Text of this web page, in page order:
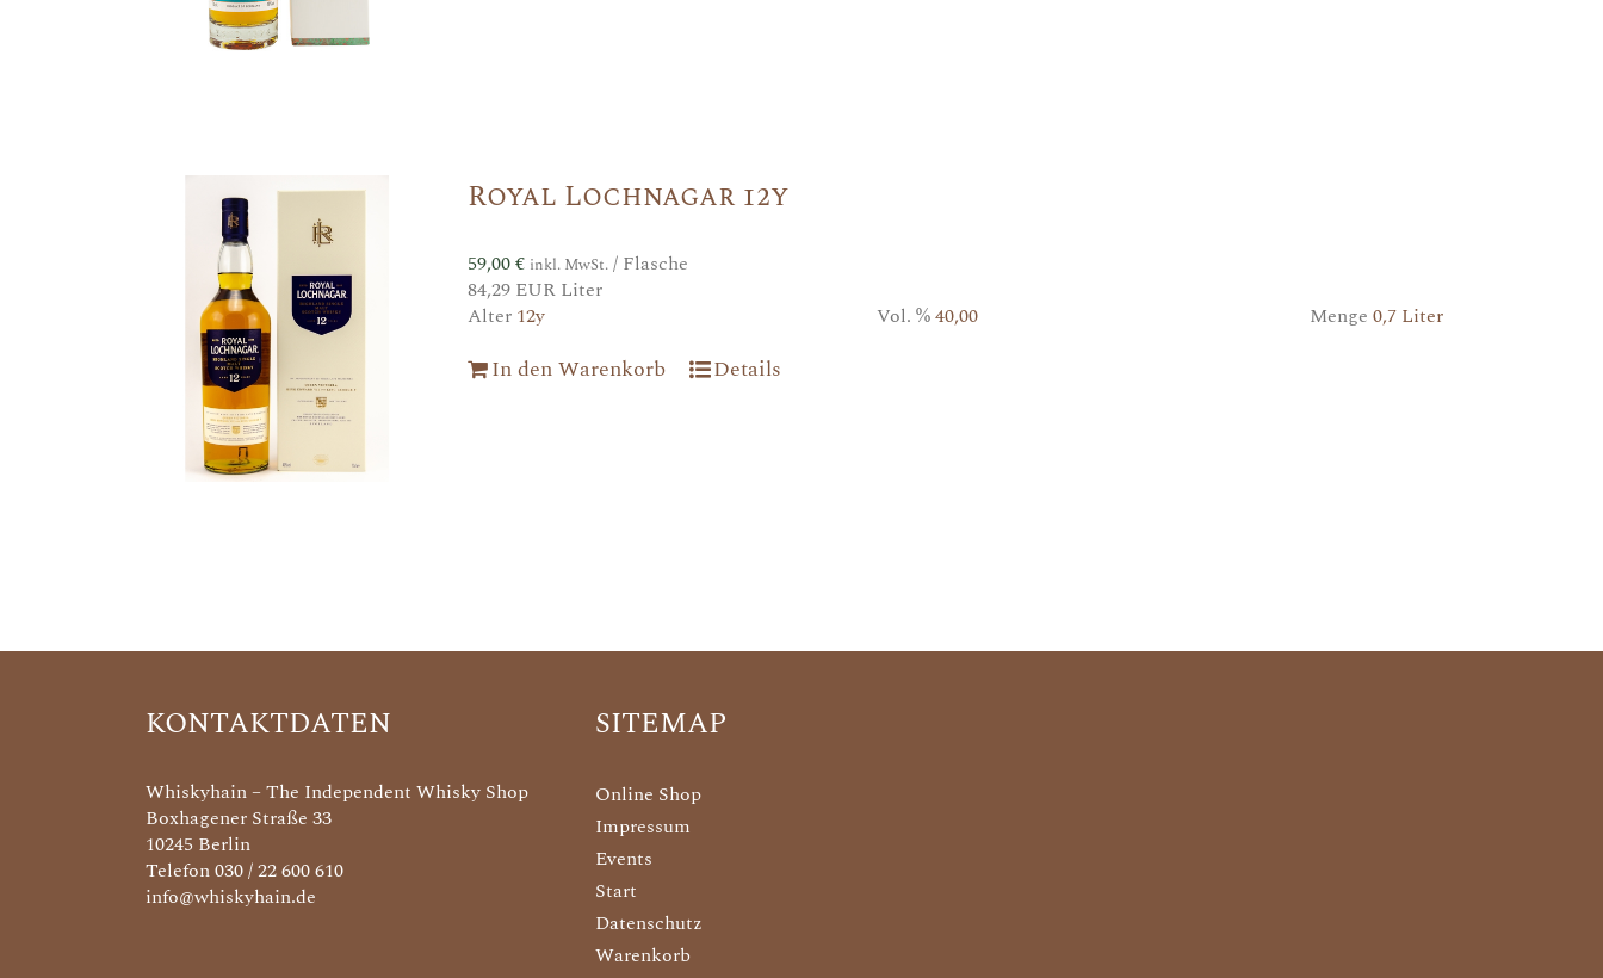
Royal Lochnagar 12y
59,00€ inkl. MwSt./ Flasche
84,29 EUR Liter
Alter 12y Vol. %40,00 Menge 0,7 Liter
In den Warenkorb Details
KONTAKTDATEN
Whiskyhain – The Independent Whisky Shop
Boxhagener Straße 33
10245 Berlin
Telefon 030 / 22 600 610
info@whiskyhain.de
SITEMAP
Online Shop
Impressum
Events
Start
Datenschutz
Warenkorb